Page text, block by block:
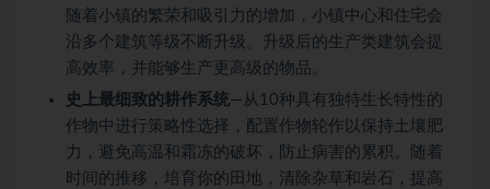
随着小镇的繁荣和吸引力的增加，小镇中心和住宅会
沿多个建筑等级不断升级。升级后的生产类建筑会提
高效率，并能够生产更高级的物品。
史上最细致的耕作系统—从10种具有独特生长特性的
作物中进行策略性选择，配置作物轮作以保持土壤肥
力，避免高温和霜冻的破坏，防止病害的累积。随着
时间的推移，培育你的田地，清除杂草和岩石，提高